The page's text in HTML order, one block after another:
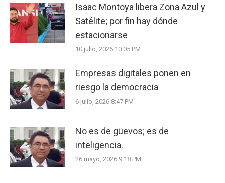
Isaac Montoya libera Zona Azul y
Satélite; por fin hay dónde
estacionarse
10 julio, 2026 10:05 PM
Empresas digitales ponen en
riesgo la democracia
6 julio, 2026 8:47 PM
No es de güevos; es de
inteligencia.
26 mayo, 2026 9:18 PM